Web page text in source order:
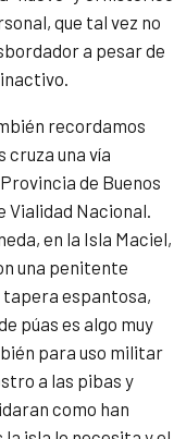
que tal vez no
a pesar de
recordamos
cruza una vía
de Buenos
Vialidad Nacional.
en la Isla Maciel,
una penitente
tapera espantosa,
púas es algo muy
para uso militar
a las pibas y
como han